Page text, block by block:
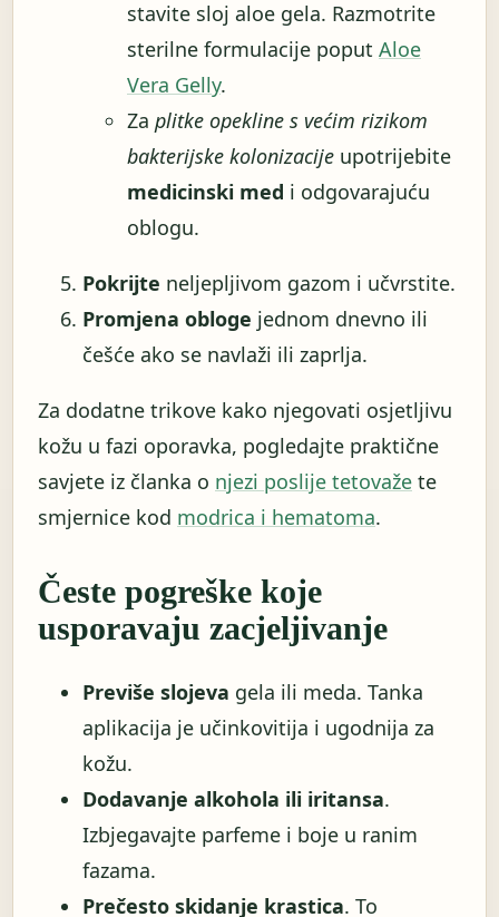
stavite sloj aloe gela. Razmotrite
sterilne formulacije poput Aloe
Vera Gelly.
Za plitke opekline s većim rizikom
bakterijske kolonizacije upotrijebite
medicinski med i odgovarajuću
oblogu.
Pokrijte neljepljivom gazom i učvrstite.
Promjena obloge jednom dnevno ili
češće ako se navlaži ili zaprlja.
Za dodatne trikove kako njegovati osjetljivu
kožu u fazi oporavka, pogledajte praktične
savjete iz članka o njezi poslije tetovaže te
smjernice kod modrica i hematoma.
Česte pogreške koje
usporavaju zacjeljivanje
Previše slojeva gela ili meda. Tanka
aplikacija je učinkovitija i ugodnija za
kožu.
Dodavanje alkohola ili iritansa.
Izbjegavajte parfeme i boje u ranim
fazama.
Prečesto skidanje krastica. To